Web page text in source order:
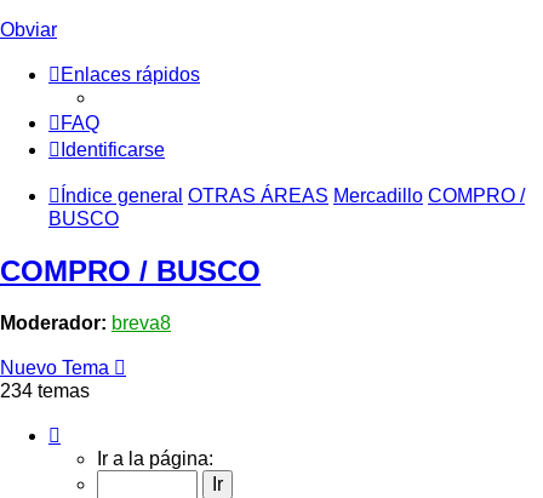
Obviar
Enlaces rápidos
FAQ
Identificarse
Índice general OTRAS ÁREAS Mercadillo COMPRO /
BUSCO
COMPRO / BUSCO
Moderador: breva8
Nuevo Tema
234 temas
Ir a la página: